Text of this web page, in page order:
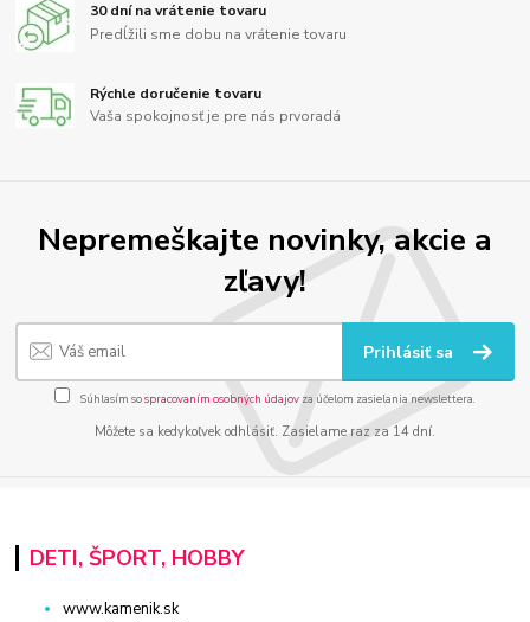
30 dní na vrátenie tovaru
Predĺžili sme dobu na vrátenie tovaru
Rýchle doručenie tovaru
Vaša spokojnosť je pre nás prvoradá
Nepremeškajte novinky, akcie a
zľavy!
Prihlásiť sa
Súhlasím sospracovaním osobných údajov za účelom zasielania newslettera.
Môžete sa kedykoľvek odhlásiť. Zasielame raz za 14 dní.
DETI, ŠPORT, HOBBY
www.kamenik.sk